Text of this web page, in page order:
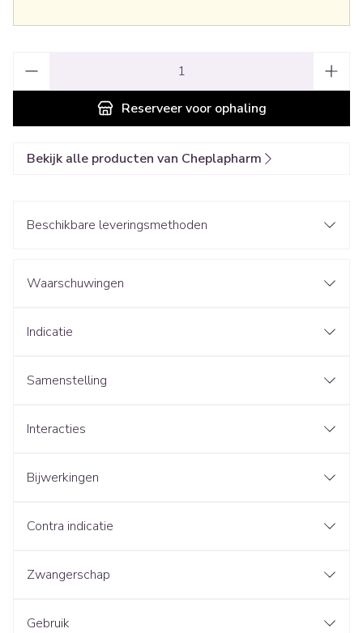
Reserveervoor ophaling
Bekijk alle producten van Cheplapharm
Beschikbare leveringsmethoden
Waarschuwingen
Indicatie
Samenstelling
Interacties
Bijwerkingen
Contra indicatie
Zwangerschap
Gebruik